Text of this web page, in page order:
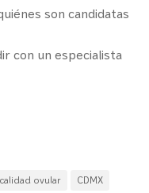
son candidatas
con un especialista
calidad ovular
CDMX